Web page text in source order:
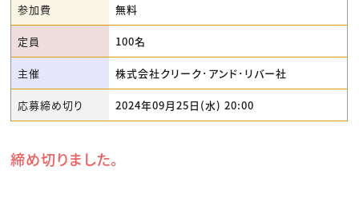
参加費 無料
定員 100名
主催 株式会社クリーク･アンド･リバー社
応募締め切り 2024年09月25日(水) 20:00
締め切りました。